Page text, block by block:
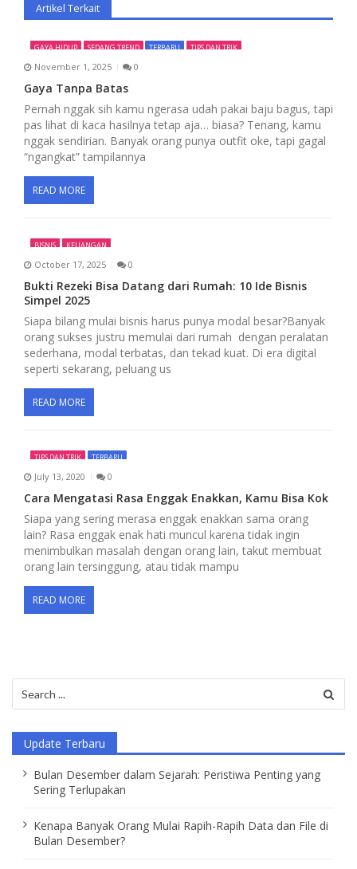
i
g
a
t
i
o
n
Artikel Terkait
GAYA HIDUP SEDANG TREND TERBARU TIPS DAN TRIK
November 1, 2025 0
Gaya Tanpa Batas
Pernah nggak sih kamu ngerasa udah pakai baju bagus, tapi
pas lihat di kaca hasilnya tetap aja… biasa? Tenang, kamu
nggak sendirian. Banyak orang punya outfit oke, tapi gagal
“ngangkat” tampilannya
READ MORE
BISNIS KEUANGAN
October 17, 2025 0
Bukti Rezeki Bisa Datang dari Rumah: 10 Ide Bisnis
Simpel 2025
Siapa bilang mulai bisnis harus punya modal besar?Banyak
orang sukses justru memulai dari rumah dengan peralatan
sederhana, modal terbatas, dan tekad kuat. Di era digital
seperti sekarang, peluang us
READ MORE
TIPS DAN TRIK TERBARU
July 13, 2020 0
Cara Mengatasi Rasa Enggak Enakkan, Kamu Bisa Kok
Siapa yang sering merasa enggak enakkan sama orang
lain? Rasa enggak enak hati muncul karena tidak ingin
menimbulkan masalah dengan orang lain, takut membuat
orang lain tersinggung, atau tidak mampu
READ MORE
for:
Update Terbaru
Bulan Desember dalam Sejarah: Peristiwa Penting yang
Sering Terlupakan
Kenapa Banyak Orang Mulai Rapih-Rapih Data dan File di
Bulan Desember?